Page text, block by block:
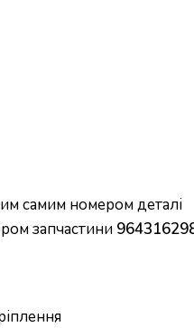
самим номером деталі
запчастини